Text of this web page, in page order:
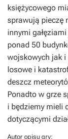
księżycowego
sprawują pieczę
innymi
ponad 50
wojskowych jak i
losowe i
deszcz
Ponadto w grze
i będziemy mieli
dotyczącymi
Autor opisu gry: